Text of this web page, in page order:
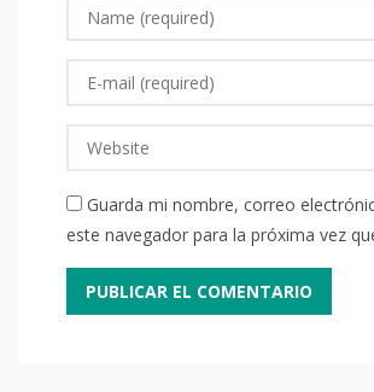
Guarda mi nombre, correo
este navegador para la próxima vez